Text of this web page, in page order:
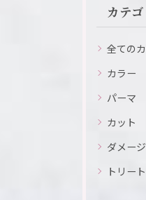
カテ
全ての
カラー
パーマ
カット
ダメー
トリー